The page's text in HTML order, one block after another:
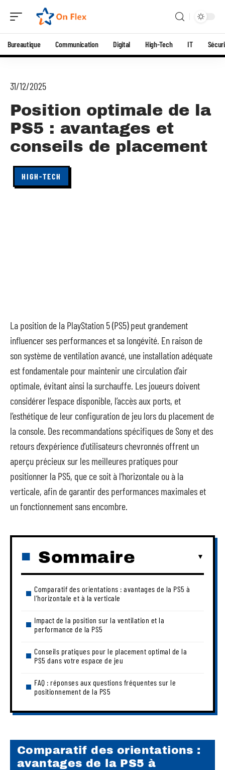
Bureautique Communication Digital High-Tech IT
31/12/2025
Position optimale de la
PS5 : avantages et
conseils de placement
HIGH-TECH
La position de la PlayStation 5 (PS5) peut grandement
influencer ses performances et sa longévité. En raison de
son système de ventilation avancé, une installation adéquate
est fondamentale pour maintenir une circulation d’air
optimale, évitant ainsi la surchauffe. Les joueurs doivent
considérer l’espace disponible, l’accès aux ports, et
l’esthétique de leur configuration de jeu lors du placement de
la console. Des recommandations spécifiques de Sony et des
retours d’expérience d’utilisateurs chevronnés offrent un
aperçu précieux sur les meilleures pratiques pour
positionner la PS5, que ce soit à l’horizontale ou à la
verticale, afin de garantir des performances maximales et
un fonctionnement sans encombre.
Sommaire
Comparatif des orientations : avantages de la PS5 à
l’horizontale et à la verticale
Impact de la position sur la ventilation et la
performance de la PS5
Conseils pratiques pour le placement optimal de la
PS5 dans votre espace de jeu
FAQ : réponses aux questions fréquentes sur le
positionnement de la PS5
Comparatif des orientations :
avantages de la PS5 à